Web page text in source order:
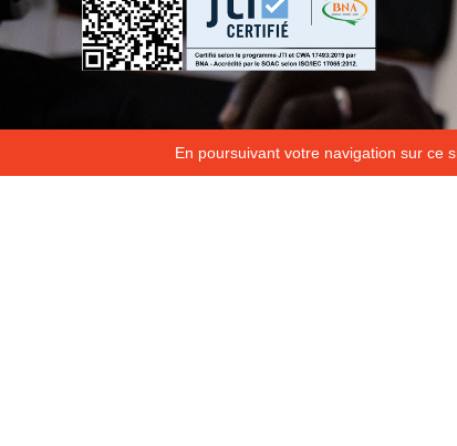
En poursuivant votre navigation sur ce
ILS